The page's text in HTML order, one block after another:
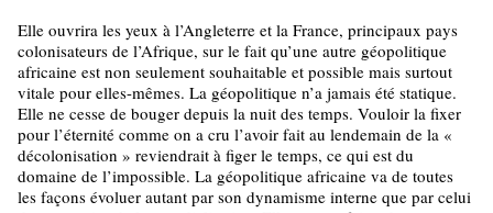
Elle ouvrira les yeux à l’Angleterre et la France, principaux pays
colonisateurs de l’Afrique, sur le fait qu’une autre géopolitique
africaine est non seulement souhaitable et possible mais surtout
vitale pour elles-mêmes. La géopolitique n’a jamais été statique.
Elle ne cesse de bouger depuis la nuit des temps. Vouloir la fixer
pour l’éternité comme on a cru l’avoir fait au lendemain de la «
décolonisation » reviendrait à figer le temps, ce qui est du
domaine de l’impossible. La géopolitique africaine va de toutes
les façons évoluer autant par son dynamisme interne que par celui